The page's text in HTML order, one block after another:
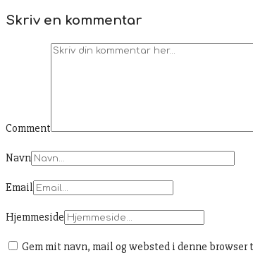
Skriv en kommentar
Comment
Navn
Email
Hjemmeside
Gem mit navn, mail og websted i denne